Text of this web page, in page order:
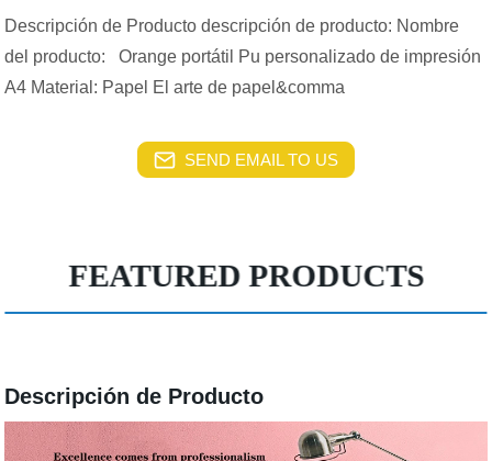
Descripción de Producto descripción de producto: Nombre
del producto: Orange portátil Pu personalizado de impresión
A4 Material: Papel El arte de papel&comma
SEND EMAIL TO US
FEATURED PRODUCTS
Descripción de Producto